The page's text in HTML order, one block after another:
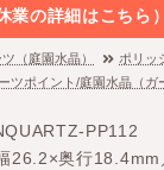
業の詳細はこちら）
（庭園水晶）
ポリッ
ツポイント/庭園水晶（ガ
PP112
26.2×奥行18.4mm